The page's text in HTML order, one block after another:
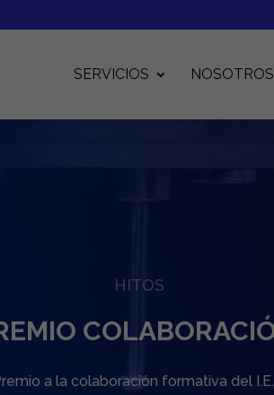
SERVICIOS NOSOTROS
HITOS
a la colaboración formativa del